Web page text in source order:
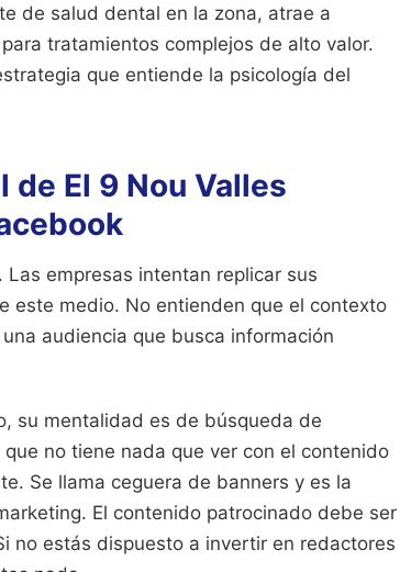
de salud dental en la zona, atrae a
tratamientos complejos de alto valor.
que entiende la psicología del
El 9 Nou Valles
empresas intentan replicar sus
este medio. No entienden que el contexto
audiencia que busca información
su mentalidad es de búsqueda de
no tiene nada que ver con el contenido
Se llama ceguera de banners y es la
El contenido patrocinado debe ser
no estás dispuesto a invertir en redactores